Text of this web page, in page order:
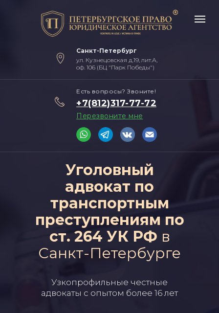
Уголовный
адвокат по
транспортным
преступлениям по
ст. 264 УК РФ в
Санкт-Петербурге
Узкопрофильные честные
адвокаты с опытом более 16 лет
Санкт-Петербург
+7(812)317-77-72
Перезвоните мне
Есть вопросы? Звоните!
ул. Кузнецовская д.19, лит.А,
оф. 106 (БЦ "Парк Победы")